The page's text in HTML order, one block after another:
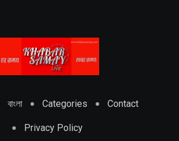
বাংলা Categories Contact
Privacy Policy